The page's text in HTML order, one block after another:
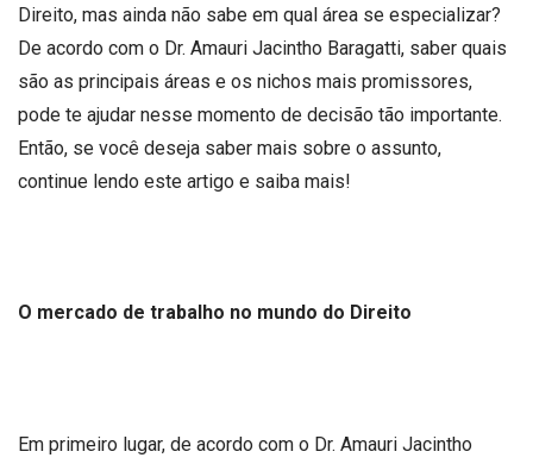
Direito, mas ainda não sabe em qual área se especializar?
De acordo com o Dr. Amauri Jacintho Baragatti, saber quais
são as principais áreas e os nichos mais promissores,
pode te ajudar nesse momento de decisão tão importante.
Então, se você deseja saber mais sobre o assunto,
continue lendo este artigo e saiba mais!
O mercado de trabalho no mundo do Direito
Em primeiro lugar, de acordo com o Dr. Amauri Jacintho